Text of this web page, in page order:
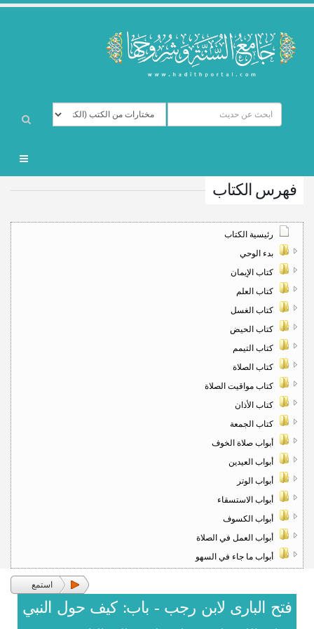
فهرس الكتاب
رئيسية الكتاب
بدء الوحي
كتاب الإيمان
كتاب العلم
كتاب الغسل
كتاب الحيض
كتاب التيمم
كتاب الصلاة
كتاب مواقيت الصلاة
كتاب الأذان
كتاب الجمعة
أبواب صلاة الخوف
أبواب العيدين
أبواب الوتر
أبواب الاستسقاء
أبواب الكسوف
أبواب العمل في الصلاة
أبواب ما جاء في السهو
استمع
فتح البارى لابن رجب - باب: كيف حول النبي